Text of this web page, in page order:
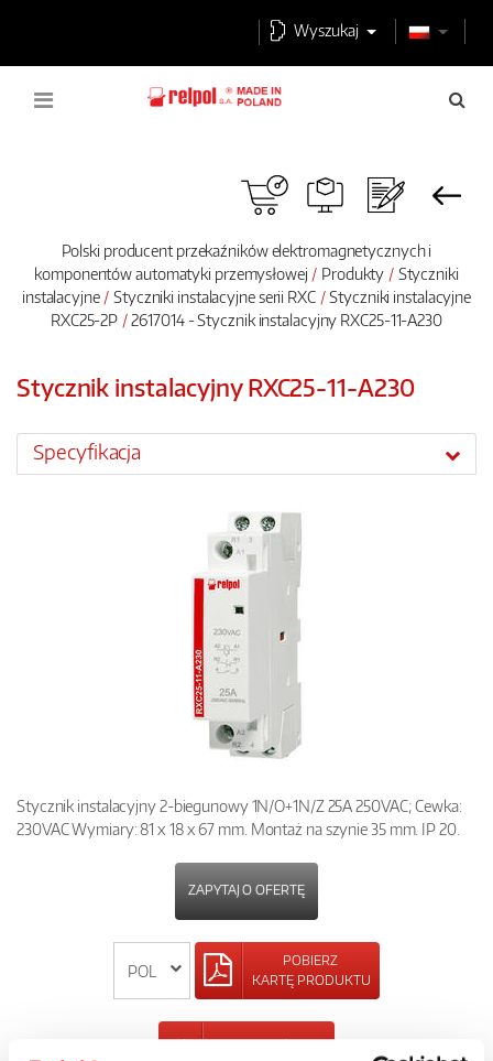
Wyszukaj
Polski producent przekaźników elektromagnetycznych i
komponentów automatyki przemysłowej
Produkty
Styczniki
instalacyjne
Styczniki instalacyjne serii RXC
Styczniki instalacyjne
RXC25-2P
2617014 - Stycznik instalacyjny RXC25-11-A230
Stycznik instalacyjny RXC25-11-A230
Specyfikacja
Stycznik instalacyjny 2-biegunowy 1N/O+1N/Z 25A 250VAC; Cewka:
230VAC Wymiary: 81 x 18 x 67 mm. Montaż na szynie 35 mm. IP 20.
ZAPYTAJ O OFERTĘ
POBIERZ
KARTĘ PRODUKTU